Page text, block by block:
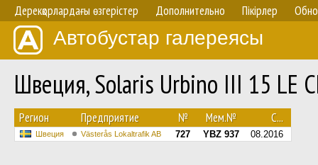
Дерекқорлардағы өзгерістер Дополнительно Пікірлер
Автобустар галереясы
Швеция, Solaris Urbino III 15 LE
Регион Предприятие № Мем.№ С...
Швеция Västerås Lokaltrafik AB 727 YBZ 937 08.2016